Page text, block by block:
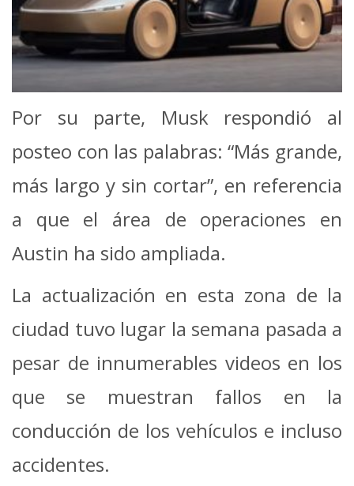
Por su parte, Musk respondió al
posteo con las palabras: “Más grande,
más largo y sin cortar”, en referencia
a que el área de operaciones en
Austin ha sido ampliada.
La actualización en esta zona de la
ciudad tuvo lugar la semana pasada a
pesar de innumerables videos en los
que se muestran fallos en la
conducción de los vehículos e incluso
accidentes.